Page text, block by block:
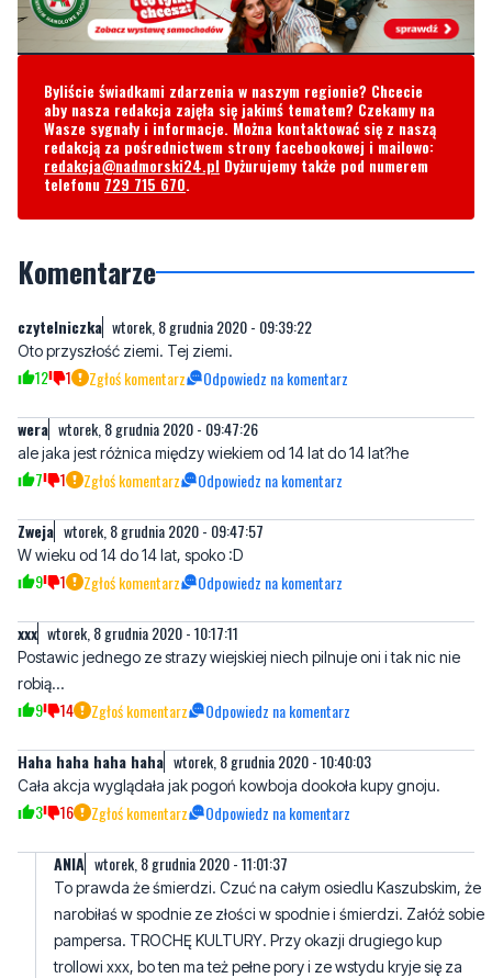
Byliście świadkami zdarzenia w naszym regionie? Chcecie
aby nasza redakcja zajęła się jakimś tematem? Czekamy na
redakcją za pośrednictwem strony facebookowej i mailowo:
telefonu
Komentarze
Oto przyszłość ziemi. Tej ziemi.
12 1 Zgłoś komentarz Odpowiedz na komentarz
ale jaka jest różnica między wiekiem od 14 lat do 14 lat?he
7 1 Zgłoś komentarz Odpowiedz na komentarz
W wieku od 14 do 14 lat, spoko :D
9 1 Zgłoś komentarz Odpowiedz na komentarz
xxx wtorek, 8 grudnia 2020 - 10:17:11
robią...
9 14 Zgłoś komentarz Odpowiedz na komentarz
Cała akcja wyglądała jak pogoń kowboja dookoła kupy gnoju.
16 Zgłoś komentarz Odpowiedz na komentarz
ANIA wtorek, 8 grudnia 2020 - 11:01:37
To prawda że śmierdzi. Czuć na całym osiedlu Kaszubskim, że